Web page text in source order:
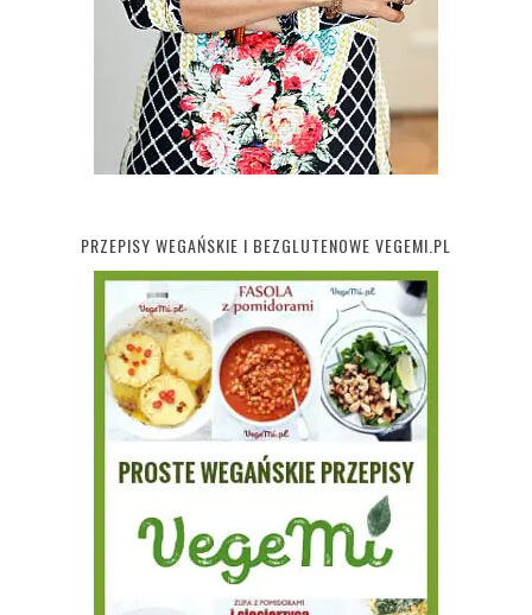
PRZEPISY WEGAŃSKIE I BEZGLUTENOWE VEGEMI.PL